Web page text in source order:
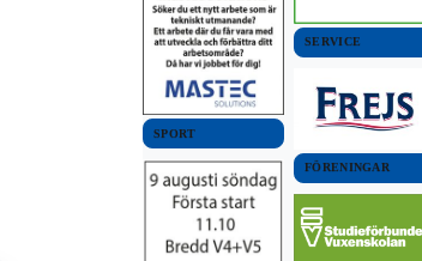
SPORT
SERVICE
FÖRENINGAR